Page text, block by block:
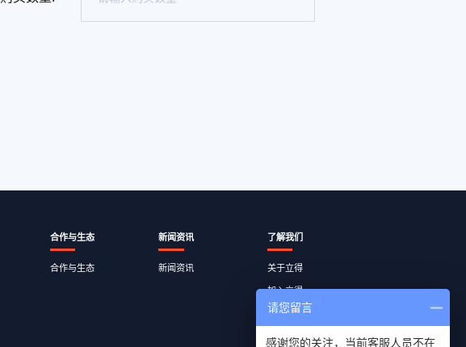
合作与生态
合作与生态
新闻资讯
新闻资讯
了解我们
关于立得
加入立得
员工查询
联系我们
请您留言
感谢您的关注，当前客服人员不在